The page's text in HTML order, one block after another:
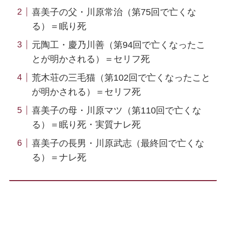
喜美子の父・川原常治（第75回で亡くな
る）＝眠り死
元陶工・慶乃川善（第94回で亡くなったこ
とが明かされる）＝セリフ死
荒木荘の三毛猫（第102回で亡くなったこと
が明かされる）＝セリフ死
喜美子の母・川原マツ（第110回で亡くな
る）＝眠り死・実質ナレ死
喜美子の長男・川原武志（最終回で亡くな
る）＝ナレ死